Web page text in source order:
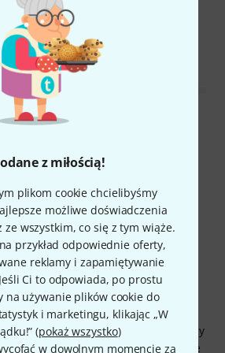
z miłością!
plikom cookie chcielibyśmy
możliwe doświadczenia
ze wszystkim, co się z tym wiąże.
przykład odpowiednie oferty,
reklamy i zapamiętywanie
Ci to odpowiada, po prostu
na używanie plików cookie do
i marketingu, klikając „W
(pokaż wszystko)
w dowolnym momencie za
ZGŁOŚ NADUŻYCIE
use in studio main knob became
on the back seem to be held only by
signal lost or volume drops while